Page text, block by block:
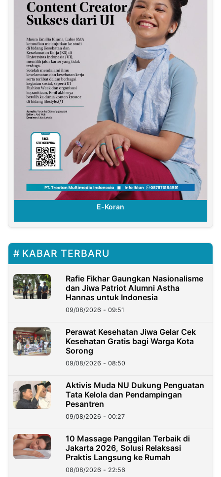
E-Koran
KABAR TERBARU
Rafie Fikhar Gaungkan Nasionalisme
dan Jiwa Patriot Alumni Astha
Hannas untuk Indonesia
09/08/2026 - 09:51
Perawat Kesehatan Jiwa Gelar Cek
Kesehatan Gratis bagi Warga Kota
Sorong
09/08/2026 - 08:50
Aktivis Muda NU Dukung Penguatan
Tata Kelola dan Pendampingan
Pesantren
09/08/2026 - 00:27
10 Massage Panggilan Terbaik di
Jakarta 2026, Solusi Relaksasi
Praktis Langsung ke Rumah
08/08/2026 - 22:56